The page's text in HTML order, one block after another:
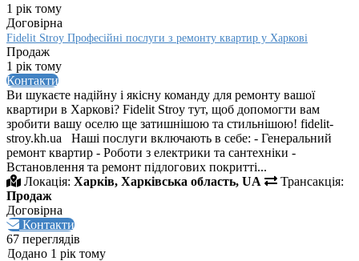
1 рік тому
Договірна
Fidelit Stroy Професійні послуги з ремонту квартир у Харкові
Продаж
1 рік тому
Контакти
Ви шукаєте надійну і якісну команду для ремонту вашої
квартири в Харкові? Fidelit Stroy тут, щоб допомогти вам
зробити вашу оселю ще затишнішою та стильнішою! fidelit-
stroy.kh.ua Наші послуги включають в себе: - Генеральний
ремонт квартир - Роботи з електрики та сантехніки -
Встановлення та ремонт підлогових покритті...
Локація: Харків, Харківська область, UA
Трансакція:
Продаж
Договірна
Контакти
67 переглядів
Додано 1 рік тому